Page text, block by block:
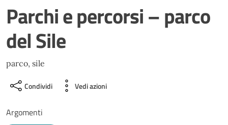
Parchi e percorsi – parco
del Sile
parco, sile
Condividi Vedi azioni
Argomenti